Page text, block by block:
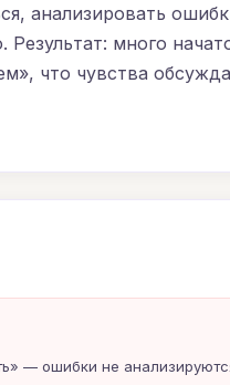
анализировать
много
что чувства
— ошибки не